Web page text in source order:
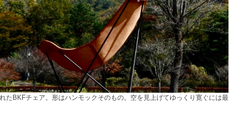
たBKFチェア。形はハンモックそのもの。空を見上げてゆっくり寛ぐには最